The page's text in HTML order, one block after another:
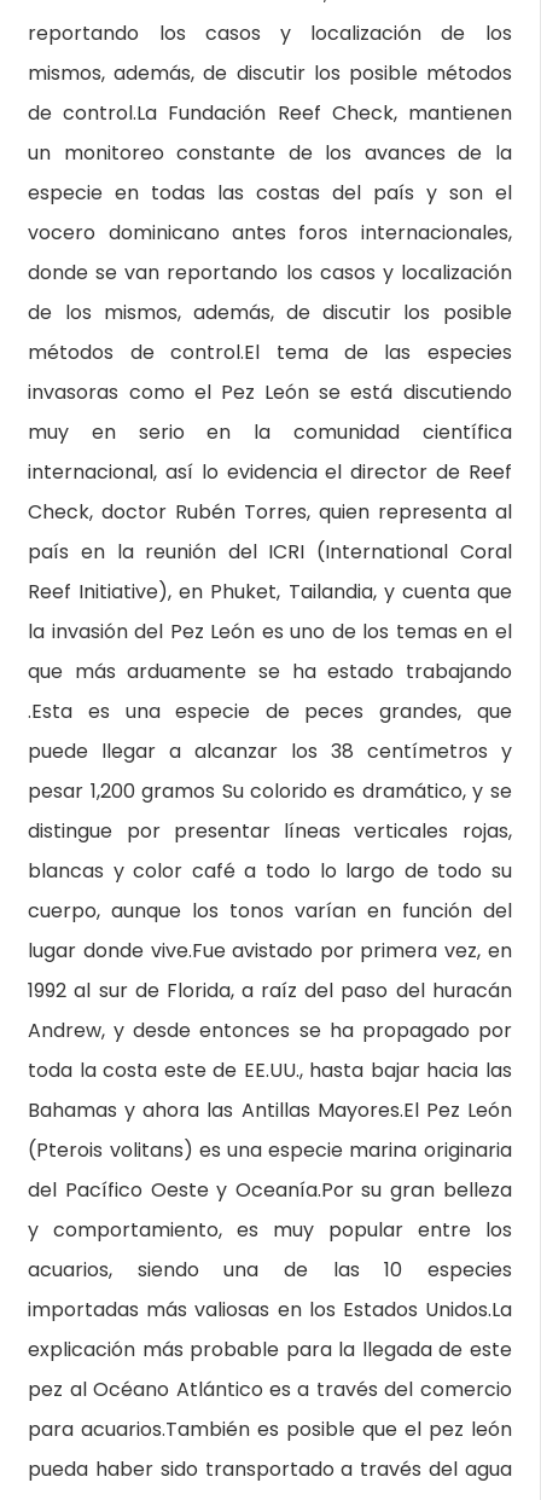
reportando los casos y localización de los
mismos, además, de discutir los posible métodos
de control.La Fundación Reef Check, mantienen
un monitoreo constante de los avances de la
especie en todas las costas del país y son el
vocero dominicano antes foros internacionales,
donde se van reportando los casos y localización
de los mismos, además, de discutir los posible
métodos de control.El tema de las especies
invasoras como el Pez León se está discutiendo
muy en serio en la comunidad científica
internacional, así lo evidencia el director de Reef
Check, doctor Rubén Torres, quien representa al
país en la reunión del ICRI (International Coral
Reef Initiative), en Phuket, Tailandia, y cuenta que
la invasión del Pez León es uno de los temas en el
que más arduamente se ha estado trabajando
.Esta es una especie de peces grandes, que
puede llegar a alcanzar los 38 centímetros y
pesar 1,200 gramos Su colorido es dramático, y se
distingue por presentar líneas verticales rojas,
blancas y color café a todo lo largo de todo su
cuerpo, aunque los tonos varían en función del
lugar donde vive.Fue avistado por primera vez, en
1992 al sur de Florida, a raíz del paso del huracán
Andrew, y desde entonces se ha propagado por
toda la costa este de EE.UU., hasta bajar hacia las
Bahamas y ahora las Antillas Mayores.El Pez León
(Pterois volitans) es una especie marina originaria
del Pacífico Oeste y Oceanía.Por su gran belleza
y comportamiento, es muy popular entre los
acuarios, siendo una de las 10 especies
importadas más valiosas en los Estados Unidos.La
explicación más probable para la llegada de este
pez al Océano Atlántico es a través del comercio
para acuarios.También es posible que el pez león
pueda haber sido transportado a través del agua